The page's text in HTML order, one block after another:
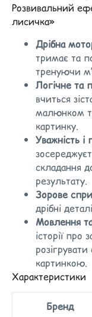
Розвивальний
лисичка»
Дрібна
тримає та
тренуючи
Логічне та
вчиться
малюнком
картинку.
Уважність і
складання
результату.
Зорове
дрібні
Мовлення
історії про
картинкою.
Характеристики
Бренд